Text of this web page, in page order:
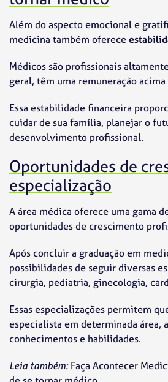
Além do aspecto emocional e
medicina também oferece
Médicos são profissionais
geral, têm uma remuneração acima
Essa estabilidade financeira
cuidar de sua família, planejar o
desenvolvimento profissional.
Oportunidades de
especialização
A área médica oferece uma gama
oportunidades de crescimento
Após concluir a graduação em
possibilidades de seguir diversas
cirurgia, pediatria, ginecologia,
Essas especializações permitem
especialista em determinada área,
conhecimentos e habilidades.
Leia também:Faça Acontecer